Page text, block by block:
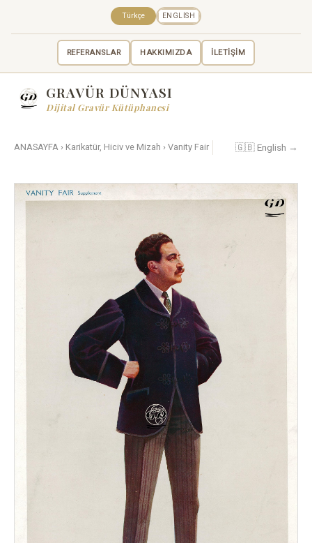
REFERANSLAR HAKKIMIZDA İLETİŞİM
Türkçe ENGLISH
GRAVÜR DÜNYASI
Dijital Gravür Kütüphanesi
ANASAYFA › Karikatür, Hiciv ve Mizah › Vanity Fair 🇬🇧 English →